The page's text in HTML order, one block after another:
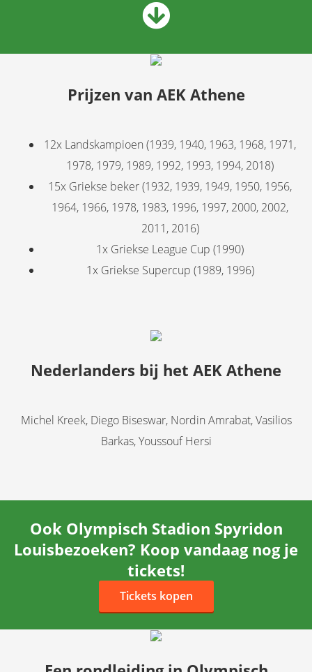
Prijzen van AEK Athene
12x Landskampioen (1939, 1940, 1963, 1968, 1971,
1978, 1979, 1989, 1992, 1993, 1994, 2018)
15x Griekse beker (1932, 1939, 1949, 1950, 1956,
1964, 1966, 1978, 1983, 1996, 1997, 2000, 2002,
2011, 2016)
1x Griekse League Cup (1990)
1x Griekse Supercup (1989, 1996)
Nederlanders bij het AEK Athene
Michel Kreek, Diego Biseswar, Nordin Amrabat, Vasilios
Barkas, Youssouf Hersi
Ook Olympisch Stadion Spyridon
Louisbezoeken? Koop vandaag nog je
tickets!
Tickets kopen